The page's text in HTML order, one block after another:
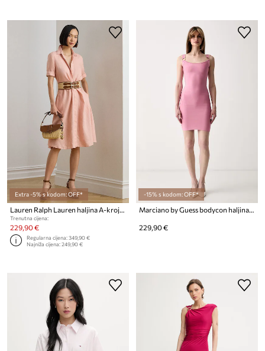
Extra -5% s kodom: OFF*
Lauren Ralph Lauren haljina A-kroja od lana
Trenutna cijena:
229,90 €
Regularna cijena:349,90 €
Najniža cijena:249,90 €
-15% s kodom: OFF*
Marciano by Guess bodycon haljina s viskozom ELLA
229,90 €